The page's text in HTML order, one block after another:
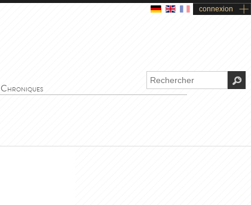
connexion
Chroniques